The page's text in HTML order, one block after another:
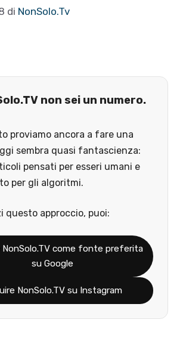
di NonSolo.Tv
non sei un numero.
proviamo ancora a fare una
sembra quasi fantascienza:
pensati per esseri umani e
per gli algoritmi.
questo approccio, puoi:
NonSolo.TV come fonte preferita
su Google
NonSolo.TV su Instagram